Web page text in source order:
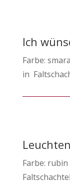
Ich
Farbe:
in
Farbe: